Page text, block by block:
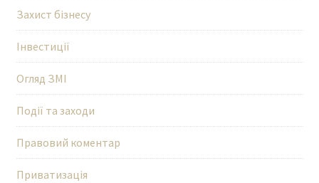
Захист бізнесу
Інвестиції
Огляд ЗМІ
Події та заходи
Правовий коментар
Приватизація